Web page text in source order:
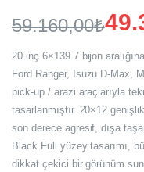
59.160,00₺
Orijinal
fiyat:
59.160,00₺.
Şu
andaki
fiyat:
49.300,00₺.
20 inç 6×139.7 bijon
Ford Ranger, Isuzu D-Max,
pick-up / arazi araçlarıyla
tasarlanmıştır. 20×12
son derece agresif, dışa
Black Full yüzey tasarımı,
dikkat çekici bir görünüm